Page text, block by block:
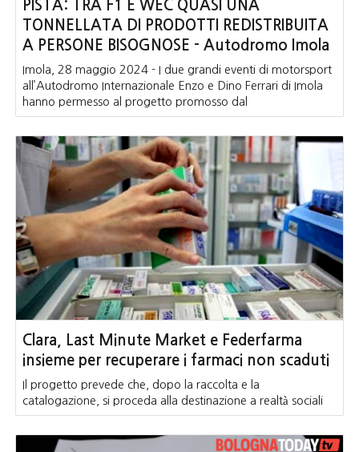
PISTA: TRA F1 E WEC QUASI UNA
TONNELLATA DI PRODOTTI REDISTRIBUITA
A PERSONE BISOGNOSE - Autodromo Imola
Imola, 28 maggio 2024 - I due grandi eventi di motorsport
all’Autodromo Internazionale Enzo e Dino Ferrari di Imola
hanno permesso al progetto promosso dal
Clara, Last Minute Market e Federfarma
insieme per recuperare i farmaci non scaduti
Il progetto prevede che, dopo la raccolta e la
catalogazione, si proceda alla destinazione a realtà sociali